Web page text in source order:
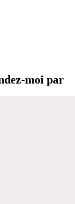
moi par